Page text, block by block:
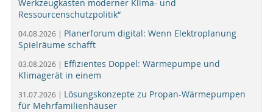
Werkzeugkasten moderner Klima- und
Ressourcenschutzpolitik“
04.08.2026 | Planerforum digital: Wenn Elektroplanung
Spielräume schafft
03.08.2026 | Effizientes Doppel: Wärmepumpe und
Klimagerät in einem
31.07.2026 | Lösungskonzepte zu Propan-Wärmepumpen
für Mehrfamilienhäuser